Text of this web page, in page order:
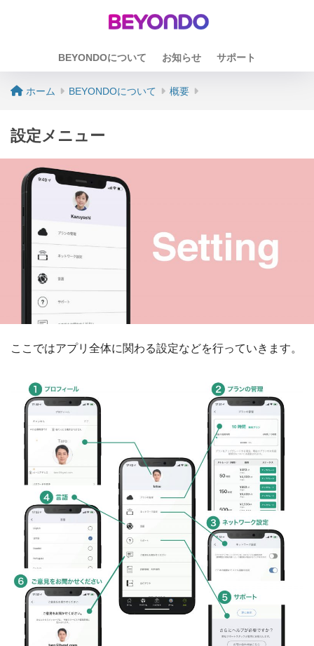
BEYONDOについて お知らせ サポート
ホーム BEYONDOについて 概要
設定メニュー
ここではアプリ全体に関わる設定などを行っていきます。